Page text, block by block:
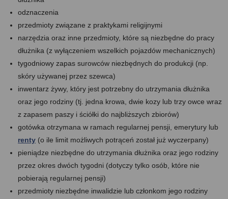
odznaczenia
przedmioty związane z praktykami religijnymi
narzędzia oraz inne przedmioty, które są niezbędne do pracy
dłużnika (z wyłączeniem wszelkich pojazdów mechanicznych)
tygodniowy zapas surowców niezbędnych do produkcji (np.
skóry używanej przez szewca)
inwentarz żywy, który jest potrzebny do utrzymania dłużnika
oraz jego rodziny (tj. jedna krowa, dwie kozy lub trzy owce wraz
z zapasem paszy i ściółki do najbliższych zbiorów)
gotówka otrzymana w ramach regularnej pensji, emerytury lub
renty (o ile limit możliwych potrąceń został już wyczerpany)
pieniądze niezbędne do utrzymania dłużnika oraz jego rodziny
przez okres dwóch tygodni (dotyczy tylko osób, które nie
pobierają regularnej pensji)
przedmioty niezbędne inwalidzie lub członkom jego rodziny